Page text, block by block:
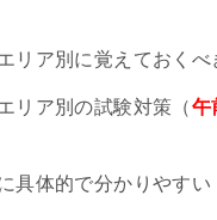
リア別に覚えておくべ
リア別の試験対策（午
体的で分かりやすい